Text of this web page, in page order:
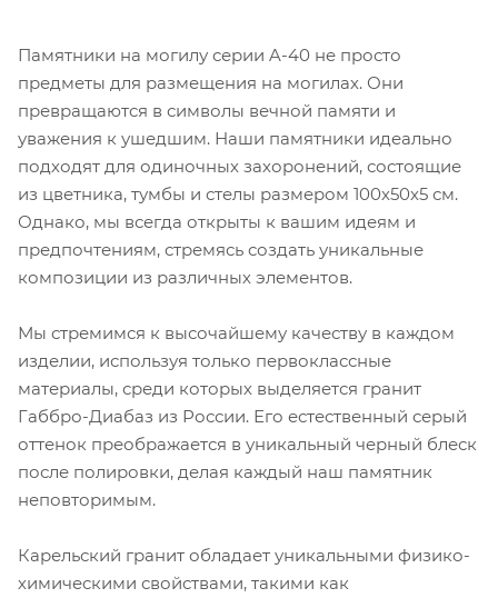
Памятники на могилу серии A-40 не просто
предметы для размещения на могилах. Они
превращаются в символы вечной памяти и
уважения к ушедшим. Наши памятники идеально
подходят для одиночных захоронений, состоящие
из цветника, тумбы и стелы размером 100х50х5 см.
Однако, мы всегда открыты к вашим идеям и
предпочтениям, стремясь создать уникальные
композиции из различных элементов.
Мы стремимся к высочайшему качеству в каждом
изделии, используя только первоклассные
материалы, среди которых выделяется гранит
Габбро-Диабаз из России. Его естественный серый
оттенок преображается в уникальный черный блеск
после полировки, делая каждый наш памятник
неповторимым.
Карельский гранит обладает уникальными физико-
химическими свойствами, такими как